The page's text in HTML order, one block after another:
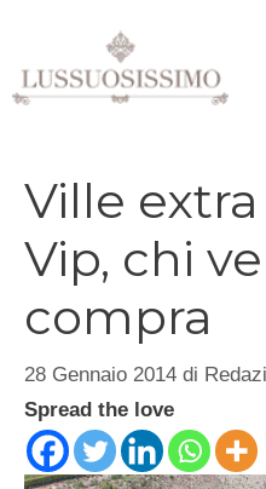
contenuto
Ville
Vip, chi
compra
28 Gennaio 2014 di
Spread the love